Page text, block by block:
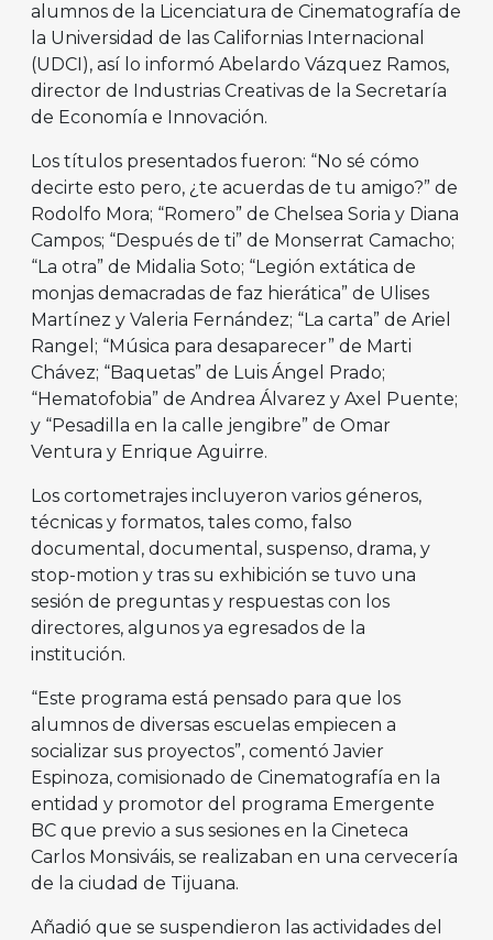
alumnos de la Licenciatura de Cinematografía de
la Universidad de las Californias Internacional
(UDCI), así lo informó Abelardo Vázquez Ramos,
director de Industrias Creativas de la Secretaría
de Economía e Innovación.
Los títulos presentados fueron: “No sé cómo
decirte esto pero, ¿te acuerdas de tu amigo?” de
Rodolfo Mora; “Romero” de Chelsea Soria y Diana
Campos; “Después de ti” de Monserrat Camacho;
“La otra” de Midalia Soto; “Legión extática de
monjas demacradas de faz hierática” de Ulises
Martínez y Valeria Fernández; “La carta” de Ariel
Rangel; “Música para desaparecer” de Marti
Chávez; “Baquetas” de Luis Ángel Prado;
“Hematofobia” de Andrea Álvarez y Axel Puente;
y “Pesadilla en la calle jengibre” de Omar
Ventura y Enrique Aguirre.
Los cortometrajes incluyeron varios géneros,
técnicas y formatos, tales como, falso
documental, documental, suspenso, drama, y
stop-motion y tras su exhibición se tuvo una
sesión de preguntas y respuestas con los
directores, algunos ya egresados de la
institución.
“Este programa está pensado para que los
alumnos de diversas escuelas empiecen a
socializar sus proyectos”, comentó Javier
Espinoza, comisionado de Cinematografía en la
entidad y promotor del programa Emergente
BC que previo a sus sesiones en la Cineteca
Carlos Monsiváis, se realizaban en una cervecería
de la ciudad de Tijuana.
Añadió que se suspendieron las actividades del